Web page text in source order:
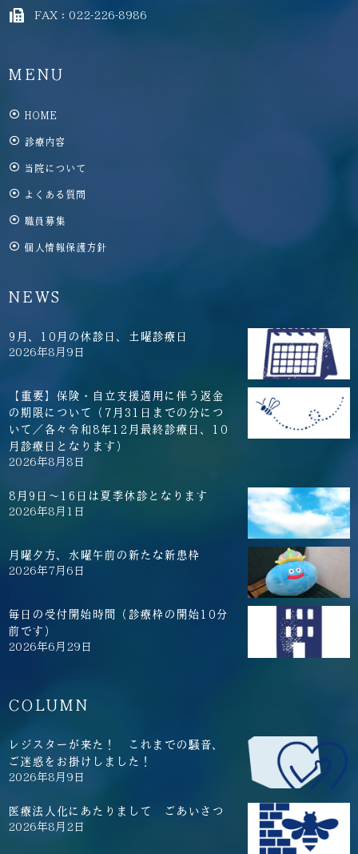
FAX：022-226-8986
MENU
HOME
診療内容
当院について
よくある質問
職員募集
個人情報保護方針
NEWS
9月、10月の休診日、土曜診療日
2026年8月9日
【重要】保険・自立支援適用に伴う返金
の期限について（7月31日までの分につ
いて／各々令和8年12月最終診療日、10
月診療日となります）
2026年8月8日
8月9日～16日は夏季休診となります
2026年8月1日
月曜夕方、水曜午前の新たな新患枠
2026年7月6日
毎日の受付開始時間（診療枠の開始10分
前です）
2026年6月29日
COLUMN
レジスターが来た！ これまでの騒音、
ご迷惑をお掛けしました！
2026年8月9日
医療法人化にあたりまして ごあいさつ
2026年8月2日